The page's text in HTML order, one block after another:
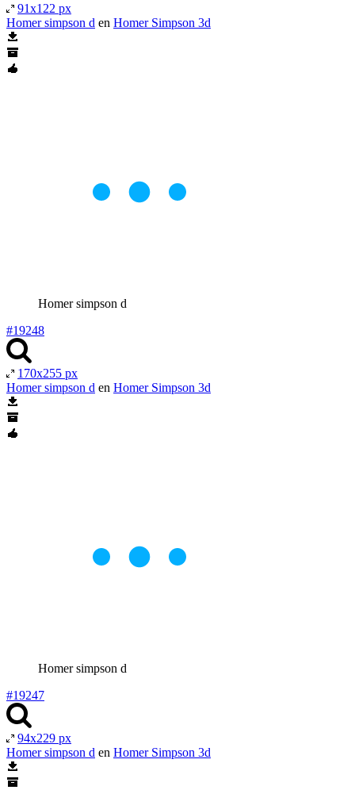
91x122 px
Homer simpson d en Homer Simpson 3d
Homer simpson d
#19248
170x255 px
Homer simpson d en Homer Simpson 3d
Homer simpson d
#19247
94x229 px
Homer simpson d en Homer Simpson 3d